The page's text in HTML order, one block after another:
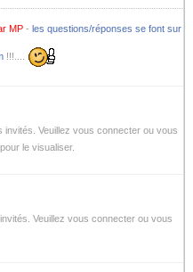
MP- les questions/réponses se font sur
!!!....
Veuillez vous connecter ou vous
le visualiser.
Veuillez vous connecter ou vous